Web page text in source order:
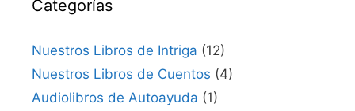
Categorías
Nuestros Libros de Intriga (12)
Nuestros Libros de Cuentos (4)
Audiolibros de Autoayuda (1)